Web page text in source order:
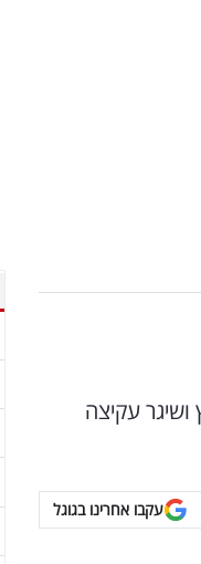
עקיצה
עקבו אחרינו בגוגל